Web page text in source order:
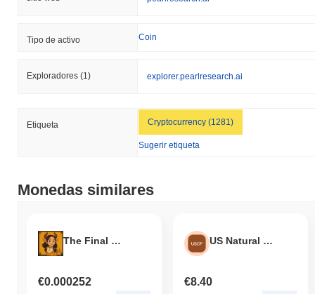
Tipo de activo Coin
Exploradores (1) explorer.pearlresearch.ai
Etiqueta Cryptocurrency (1281)
Sugerir etiqueta
Monedas similares
The Final Form Cow
€0.000252
US Natural Gas Fund Tokenized Stock (Ondo)
€8.40